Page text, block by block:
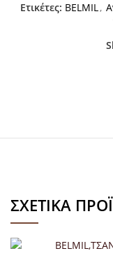
Ετικέτες: BELMIL,
ΣΧΕΤΙΚΆ